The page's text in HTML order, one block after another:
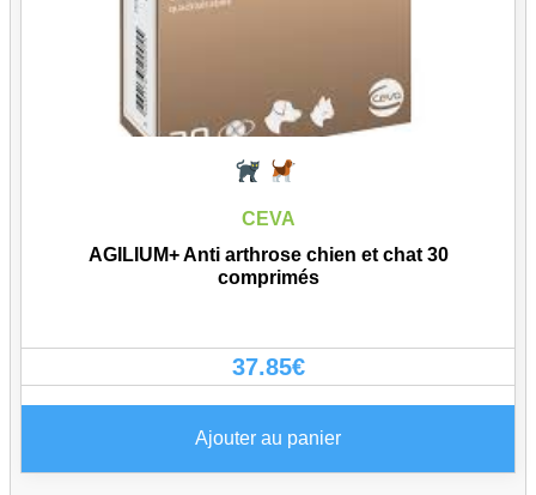
CEVA
AGILIUM+ Anti arthrose chien et chat 30
comprimés
37.85€
Ajouter au panier